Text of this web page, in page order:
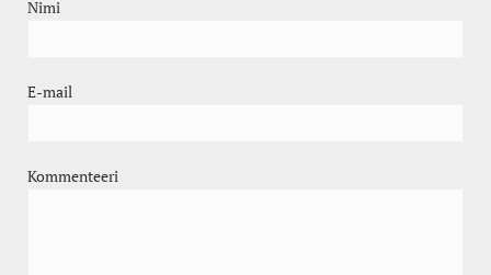
Nimi
E-mail
Kommenteeri